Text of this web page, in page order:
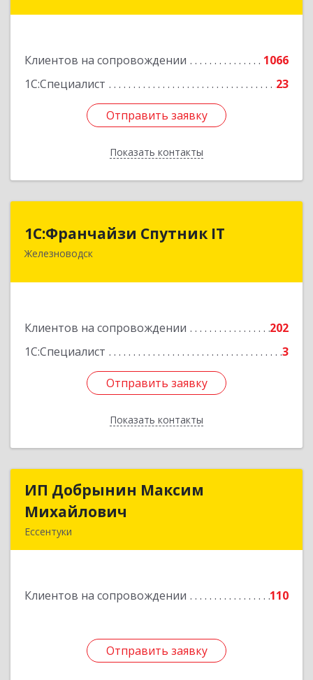
Клиентов на сопровождении
1066
1С:Специалист
23
Отправить заявку
Показать контакты
Отправить заявку
Назад
1С:Франчайзи Спутник IT
Железноводск
Клиентов на сопровождении
202
1С:Специалист
3
Отправить заявку
Показать контакты
1С:Франчайзи Спутник IT
357430, Ставропольский край, город-курорт
Подробнее
Отправить заявку
Назад
ИП Добрынин Максим
Михайлович
Ессентуки
Клиентов на сопровождении 110
Отправить заявку
ИП Добрынин Максим
Подробнее
Отправить заявку